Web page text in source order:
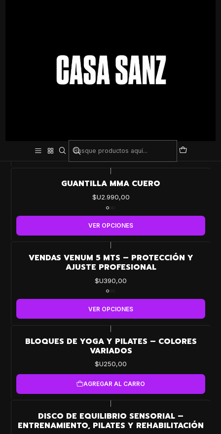
VER OPCIONES
GUANTILLA MMA CUERO
$U2.990,00
VER OPCIONES
VENDAS VENUM 5 MTS – PROTECCIÓN Y
AJUSTE PROFESIONAL
$U390,00
VER OPCIONES
BLOQUES DE YOGA Y PILATES – COLORES
VARIADOS
$U250,00
AGREGAR AL CARRO
DISCO DE EQUILIBRIO SENSORIAL –
ENTRENAMIENTO, PILATES Y REHABILITACIÓN